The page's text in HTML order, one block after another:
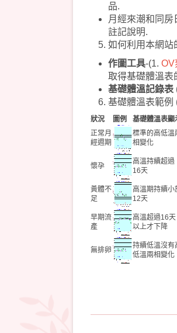
品.
月經來潮和同房
註記說明.
如何利用本網站
作圖工具-(1. OV
取得基礎體溫表
基礎體溫記錄表
基礎體溫表範例
狀況 圖例 基礎體溫表顯
正常月
經週期
標準的高低溫
相變化
懷孕
高溫持續超過
16天
黃體不
足
高溫期持續小
12天
早期流
產
高溫超過16天
以上才下降
無排卵
持續低溫沒有
低溫兩相變化